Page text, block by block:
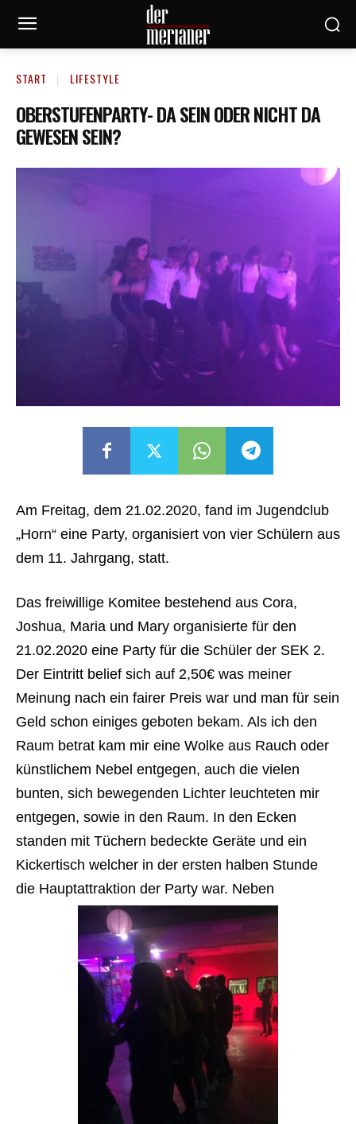
START LIFESTYLE
OBERSTUFENPARTY- DA SEIN ODER NICHT DA
GEWESEN SEIN?
Am Freitag, dem 21.02.2020, fand im Jugendclub
„Horn“ eine Party, organisiert von vier Schülern aus
dem 11. Jahrgang, statt.
Das freiwillige Komitee bestehend aus Cora,
Joshua, Maria und Mary organisierte für den
21.02.2020 eine Party für die Schüler der SEK 2.
Der Eintritt belief sich auf 2,50€ was meiner
Meinung nach ein fairer Preis war und man für sein
Geld schon einiges geboten bekam. Als ich den
Raum betrat kam mir eine Wolke aus Rauch oder
künstlichem Nebel entgegen, auch die vielen
bunten, sich bewegenden Lichter leuchteten mir
entgegen, sowie in den Raum. In den Ecken
standen mit Tüchern bedeckte Geräte und ein
Kickertisch welcher in der ersten halben Stunde
die Hauptattraktion der Party war. Neben